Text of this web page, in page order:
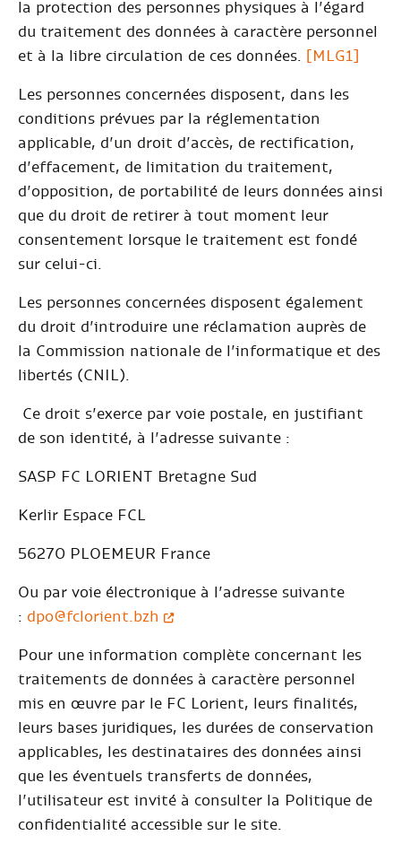
la protection des personnes physiques à l’égard
du traitement des données à caractère personnel
et à la libre circulation de ces données.
[MLG1]
Les personnes concernées disposent, dans les
conditions prévues par la réglementation
applicable, d’un droit d’accès, de rectification,
d’effacement, de limitation du traitement,
d’opposition, de portabilité de leurs données ainsi
que du droit de retirer à tout moment leur
consentement lorsque le traitement est fondé
sur celui-ci.
Les personnes concernées disposent également
du droit d’introduire une réclamation auprès de
la Commission nationale de l’informatique et des
libertés (CNIL).
Ce droit s’exerce par voie postale, en justifiant
de son identité, à l’adresse suivante :
SASP FC LORIENT Bretagne Sud
Kerlir Espace FCL
56270 PLOEMEUR France
Ou par voie électronique à l’adresse suivante
: dpo@fclorient.bzh
Pour une information complète concernant les
traitements de données à caractère personnel
mis en œuvre par le FC Lorient, leurs finalités,
leurs bases juridiques, les durées de conservation
applicables, les destinataires des données ainsi
que les éventuels transferts de données,
l’utilisateur est invité à consulter la Politique de
confidentialité accessible sur le site.